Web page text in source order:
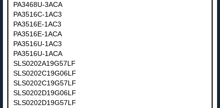
PA3468U-3ACA
PA3516C-1AC3
PA3516E-1AC3
PA3516E-1ACA
PA3516U-1AC3
PA3516U-1ACA
SLS0202A19G57LF
SLS0202C19G06LF
SLS0202C19G57LF
SLS0202D19G06LF
SLS0202D19G57LF